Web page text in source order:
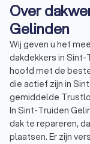
Over
Gelinden
Wij geven u het
dakdekkers in Sint-
hoofd met de
die actief zijn in
gemiddelde
In Sint-Truiden
dak te repareren,
plaatsen. Er zijn